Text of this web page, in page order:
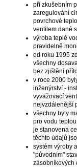
při zkušebním
zaregulování
povrchové
ventilem dané
výroba teplé
pravidelně
od roku 1995
všechny
bez zjištění
v roce 2000
inženýrství -
vyvažovací
nejvzdálenější
všechny byty
pro vodu
je stanovena
těchto údajů
systém výroby
"původním"
zásobníkových